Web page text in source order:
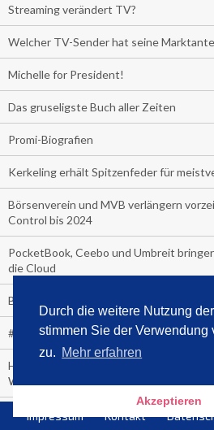
Durch die weitere Nutzung
stimmen Sie der Verwendung
zu. Mehr erfahren
Akzeptieren
Streaming verändert TV?
Welcher TV-Sender hat seine
Michelle for President!
Das gruseligste Buch aller Zeiten
Promi-Biografien
Kerkeling erhält Spitzenfeder für
Börsenverein und MVB verlängern
Control bis 2024
PocketBook, Ceebo und Umbreit
die Cloud
Bella Bella
#1-Bestseller: "Das ist Alpha!" von
Hammer! "Fear: Trump in the White
Watergate-Urgestein
Impressum Kontakt